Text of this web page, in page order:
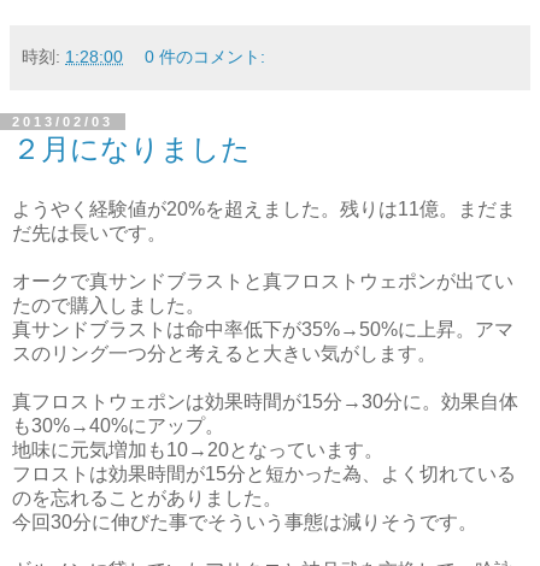
時刻: 1:28:00 0 件のコメント:
2013/02/03
２月になりました
ようやく経験値が20%を超えました。残りは11億。まだま
だ先は長いです。
オークで真サンドブラストと真フロストウェポンが出てい
たので購入しました。
真サンドブラストは命中率低下が35%→50%に上昇。アマ
スのリング一つ分と考えると大きい気がします。
真フロストウェポンは効果時間が15分→30分に。効果自体
も30%→40%にアップ。
地味に元気増加も10→20となっています。
フロストは効果時間が15分と短かった為、よく切れている
のを忘れることがありました。
今回30分に伸びた事でそういう事態は減りそうです。